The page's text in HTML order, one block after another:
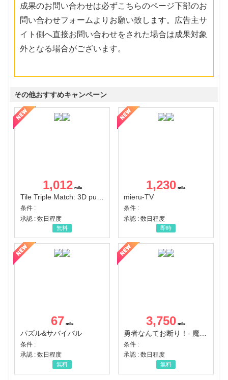
成果のお問い合わせは必ずこちらのページ下部のお
問い合わせフォームよりお願い致します。広告主サ
イト側へ直接お問い合わせをされた場合は成果対象
外となる場合がございます。
その他おすすめキャンペーン
1,012
Tile Triple Match: 3D puzzle
条件 :
承認 : 数日程度
無料
1,230
mieru-TV
条件 :
承認 : 数日程度
即時
67
パズル&サバイバル
条件 :
承認 : 数日程度
無料
3,750
条件 :
承認 : 数日程度
無料